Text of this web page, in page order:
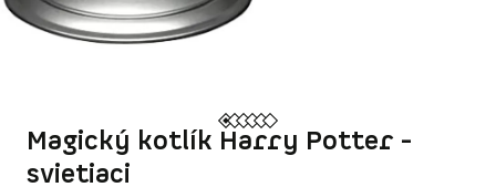
Magický kotlík Harry Potter -
svietiaci